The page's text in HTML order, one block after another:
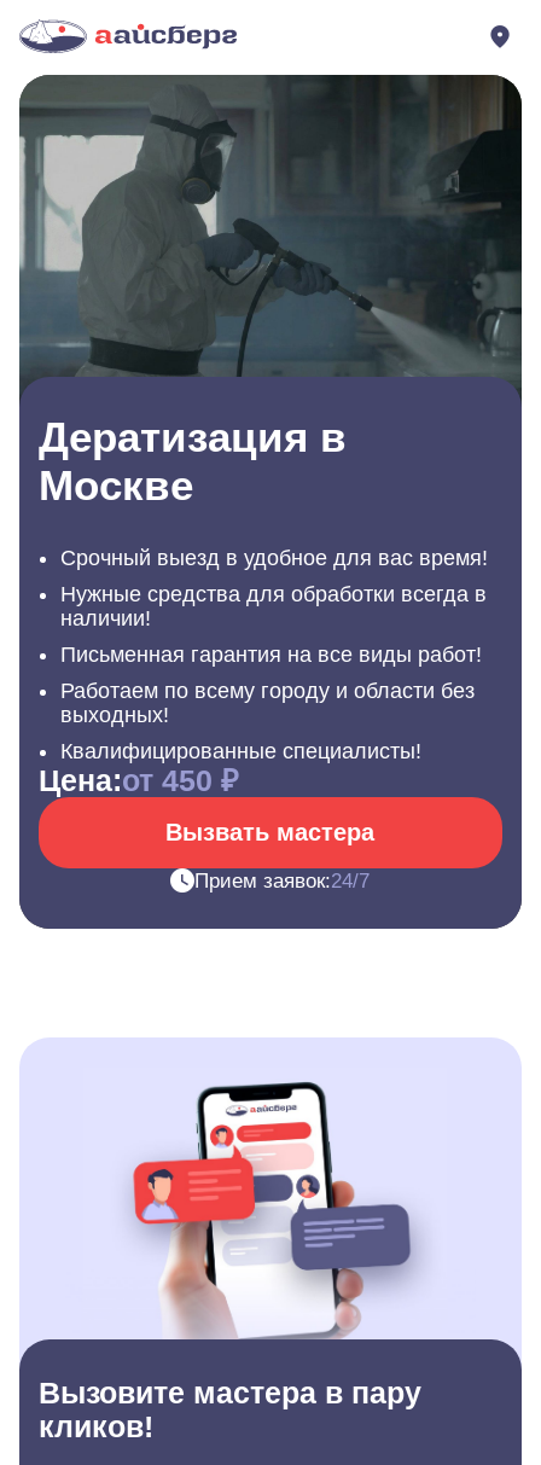
Дератизация в
Москве
Срочный выезд в удобное для вас время!
Нужные средства для обработки всегда в
наличии!
Письменная гарантия на все виды работ!
Работаем по всему городу и области без
выходных!
Квалифицированные специалисты!
Цена:от 450 ₽
Вызвать мастера
Прием заявок:24/7
Вызовите мастера в пару
кликов!